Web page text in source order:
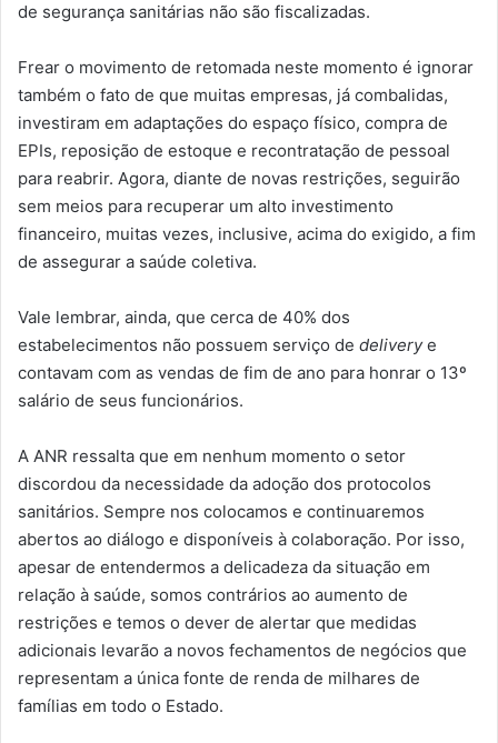
de segurança sanitárias não são fiscalizadas.
Frear o movimento de retomada neste momento é ignorar
também o fato de que muitas empresas, já combalidas,
investiram em adaptações do espaço físico, compra de
EPIs, reposição de estoque e recontratação de pessoal
para reabrir. Agora, diante de novas restrições, seguirão
sem meios para recuperar um alto investimento
financeiro, muitas vezes, inclusive, acima do exigido, a fim
de assegurar a saúde coletiva.
Vale lembrar, ainda, que cerca de 40% dos
estabelecimentos não possuem serviço de deliverye
contavam com as vendas de fim de ano para honrar o 13º
salário de seus funcionários.
A ANR ressalta que em nenhum momento o setor
discordou da necessidade da adoção dos protocolos
sanitários. Sempre nos colocamos e continuaremos
abertos ao diálogo e disponíveis à colaboração. Por isso,
apesar de entendermos a delicadeza da situação em
relação à saúde, somos contrários ao aumento de
restrições e temos o dever de alertar que medidas
adicionais levarão a novos fechamentos de negócios que
representam a única fonte de renda de milhares de
famílias em todo o Estado.